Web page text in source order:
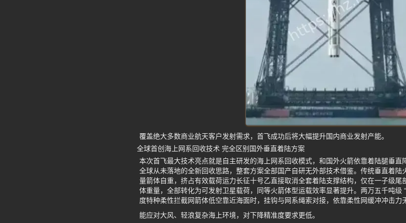
覆盖绝大多数商业航天客户发射需求，首飞成功后将大幅提升国内商业发射产能。
全球首创海上网系回收技术 完全区别国外垂直着陆方案
本次首飞最大技术亮点就是自主研发的海上网系回收模式，和国外火箭依靠着陆腿垂
全球从未落地的全新回收思路，整套方案全部国产自研无外部技术借鉴。传统垂直着
量箭体自重，挤占有效载荷运力长征十号乙直接取消全套着陆支撑结构，仅在一子级
体重量，全部转化为可发射卫星载荷，同等火箭体型运载效率显著提升。两万五千吨级
度特种柔性拦截网箭体低空靠近海面时，挂钩与网系绳索对接，依靠柔性网缓冲冲击力
能应对大风、轻浪复杂海上环境，对下降精准度要求更低。